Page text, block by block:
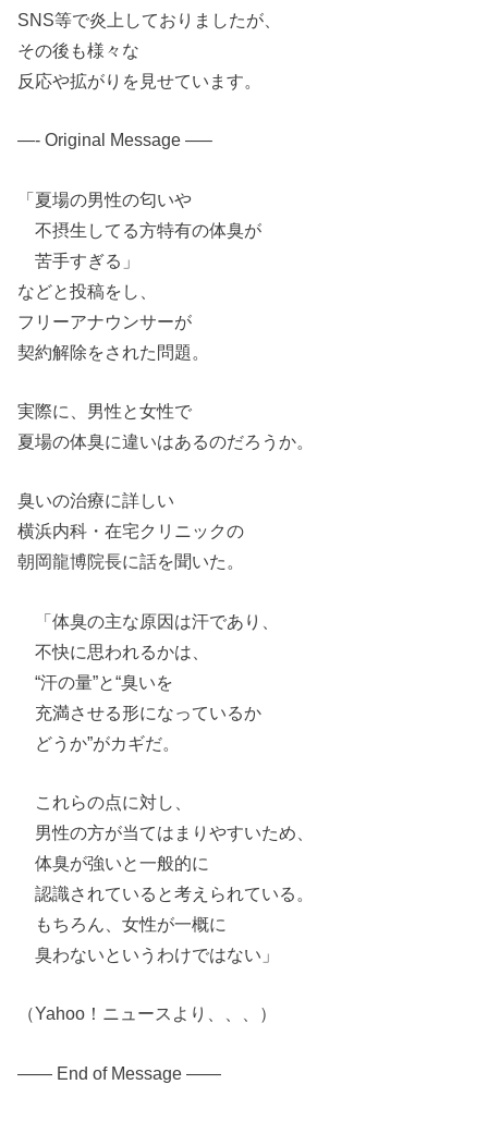
SNS等で炎上しておりましたが、
その後も様々な
反応や拡がり を 見せてい ます。
—- Original Message —–
「夏場の男性の匂いや
不摂生してる方特有の体臭が
苦手すぎる」
などと投稿を し、
フリーアナウンサーが
契約解除をされた問題。
実際に、男性と女性で
夏場の体臭に違いはあるのだろうか。
臭いの治療に詳しい
横浜内科・在宅クリニックの
朝岡龍博院長に話を聞いた。
「体臭の主な原因は汗であり、
不快に思われるかは、
“汗の量”と“臭いを
充満させる形になっているか
どうか”がカギだ。
これらの点に対し、
男性の方が当てはまりやすいため、
体臭が強いと一般的に
認識されていると考えられている。
もちろん、女性が一概に
臭わないと い うわけではない 」
（Yahoo！ニュースより、、、）
—— End of Message ——